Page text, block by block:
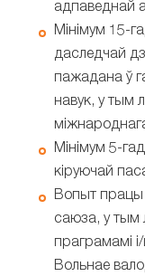
адпаведнай
Мінімум 15-
даследчай
пажадана ў
навук, у тым
Мінімум 5-
кіруючай
Вопыт працы
саюза, у тым
праграмамі
Вольнае